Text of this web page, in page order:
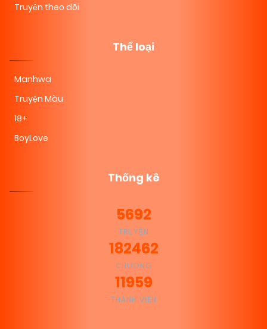
Truyện theo dõi
Thể loại
Manhwa
Truyện Màu
18+
BoyLove
Thống kê
5692
TRUYỆN
182462
CHƯƠNG
11959
THÀNH VIÊN